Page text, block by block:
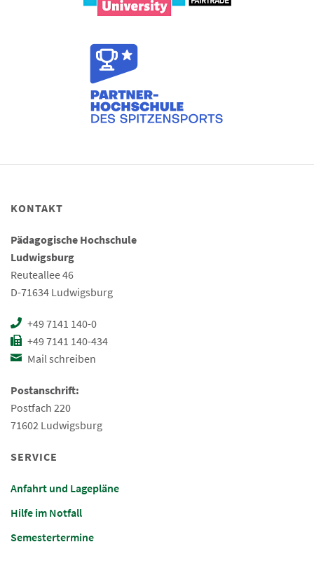
KONTAKT
Pädagogische Hochschule
Ludwigsburg
Reuteallee 46
D-71634 Ludwigsburg
+49 7141 140-0
+49 7141 140-434
Mail schreiben
Postanschrift:
Postfach 220
71602 Ludwigsburg
SERVICE
Anfahrt und Lagepläne
Hilfe im Notfall
Semestertermine